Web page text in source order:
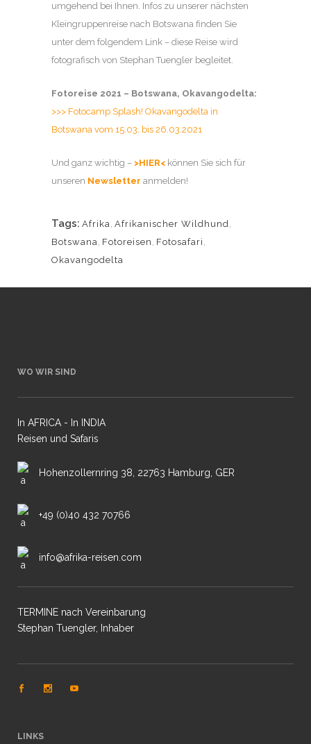
umgehend bei Ihnen. Infos zu unserer nächsten
Kleingruppenreise nach Botswana finden Sie
unter dem folgendem Link – diese Reise wird
fotografisch von Stephan Tuengler begleitet.
Fotoreise 2021 – Botswana, Okavangodelta:
>>> Fotocamp Splash! Okavangodelta in
Botswana vom 15.03. bis 26.03.2021
Und ganz wichtig – >HIER< können Sie sich für
unseren Newsletter anmelden!
Tags: Afrika, Afrikanischer Wildhund,
Botswana, Fotoreisen , Fotosafari ,
Okavangodelta
WO WIR SIND
In AFRICA - In INDIA
Reisen und Safaris
Hohenzollernring 38, 22763 Hamburg, GER
+49 (0)40 432 70766
info@afrika-reisen.com
TERMINE nach Vereinbarung
Stephan Tuengler, Inhaber
LINKS